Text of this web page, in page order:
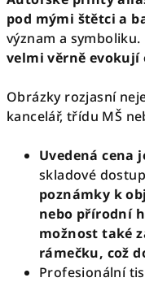
pod mými štětci a
význam a symboliku.
velmi věrně
Obrázky rozjasní
kancelář, třídu MŠ
Uvedená cena
skladové
poznámky k
nebo přírodní
možnost také
rámečku, což
Profesionální